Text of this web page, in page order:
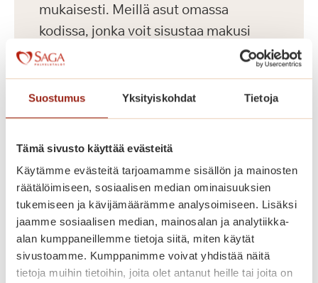
Suostumus Yksityiskohdat Tietoja
Tämä sivusto käyttää evästeitä
Käytämme evästeitä tarjoamamme sisällön ja mainosten
räätälöimiseen, sosiaalisen median ominaisuuksien
tukemiseen ja kävijämäärämme analysoimiseen. Lisäksi
jaamme sosiaalisen median, mainosalan ja analytiikka-
alan kumppaneillemme tietoja siitä, miten käytät
sivustoamme. Kumppanimme voivat yhdistää näitä
tietoja muihin tietoihin, joita olet antanut heille tai joita on
mukaisesti. Meillä asut omassa
kodissa, jonka voit sisustaa makusi
mukaan omilla tutuilla huonekaluillasi
pohjaratkaisu, nykyaikainen keittiö ja
esteetön kylpyhuone. Kaikissa
sammutusjärjestelmä sekä palo- ja
häkävaroitin. Yleisiin tiloihin kuuluvat
kahvila-ravintola, kuntosali, sauna
uima-allasosastolla, pesutupa ja
kerhotilat aktiiviseen vapaa-
ajantoimintaan.